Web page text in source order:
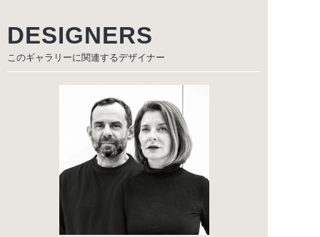
DESIGNERS
このギャラリーに関連するデザイナー